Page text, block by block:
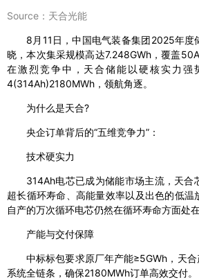
Source：天合光能
8月11日，中国电气装备集团2025年度
晓，本次集采规模高达7.248GWh，覆盖
在激烈竞争中，天合储能以硬核实力强
4(314Ah)2180MWh，领航角逐。
为什么是天合?
央企订单背后的“五维竞争力”：
技术硬实力
314Ah电芯已成为储能市场主流，天合
超长循环寿命、高能量效率以及出色的低温
自产的万次循环电芯仍然在循环寿命方面处在
产能与交付保障
中标标包要求原厂年产能≥5GWh，天
系统全链条，确保2180MWh订单高效交付。